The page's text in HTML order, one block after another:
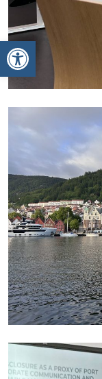
Ανοίξτε τη γραμμή εργαλείων